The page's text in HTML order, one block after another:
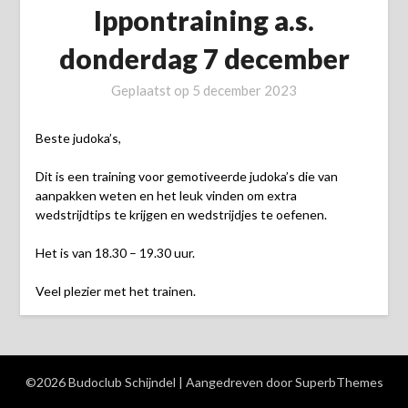
Ippontraining a.s.
donderdag 7 december
Geplaatst op 5 december 2023
Beste judoka’s,
Dit is een training voor gemotiveerde judoka’s die van
aanpakken weten en het leuk vinden om extra
wedstrijdtips te krijgen en wedstrijdjes te oefenen.
Het is van 18.30 – 19.30 uur.
Veel plezier met het trainen.
©2026 Budoclub Schijndel | Aangedreven doorSuperbThemes